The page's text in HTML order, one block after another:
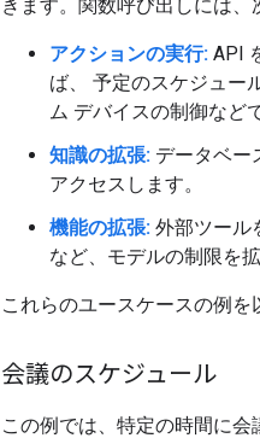
きます。関数呼び出しには、
アクションの実行: API
ば、 予定のスケジュー
ム デバイスの制御など
知識の拡張: データベー
アクセスします。
機能の拡張: 外部ツール
など、モデルの制限を拡
これらのユースケースの例を
会議のスケジュール
この例では、特定の時間に